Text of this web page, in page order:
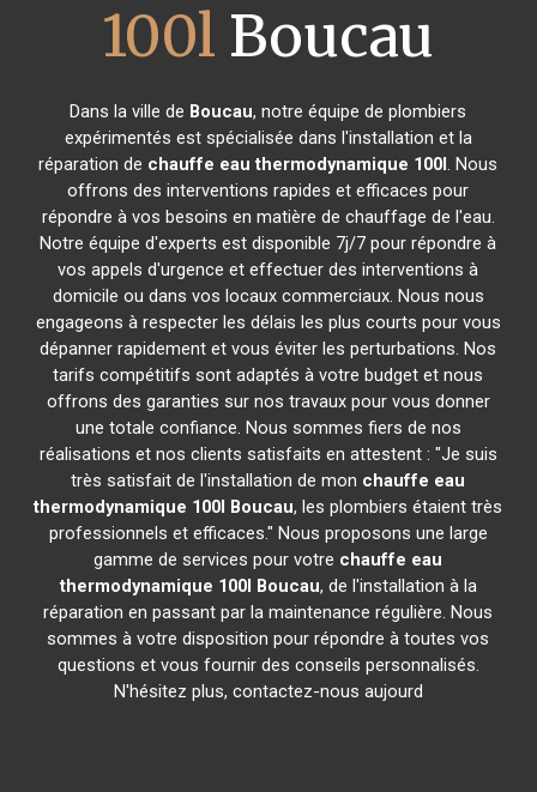
100l Boucau
Dans la ville de Boucau, notre équipe de plombiers
expérimentés est spécialisée dans l'installation et la
réparation de chauffe eau thermodynamique 100l. Nous
offrons des interventions rapides et efficaces pour
répondre à vos besoins en matière de chauffage de l'eau.
Notre équipe d'experts est disponible 7j/7 pour répondre à
vos appels d'urgence et effectuer des interventions à
domicile ou dans vos locaux commerciaux. Nous nous
engageons à respecter les délais les plus courts pour vous
dépanner rapidement et vous éviter les perturbations. Nos
tarifs compétitifs sont adaptés à votre budget et nous
offrons des garanties sur nos travaux pour vous donner
une totale confiance. Nous sommes fiers de nos
réalisations et nos clients satisfaits en attestent : "Je suis
très satisfait de l'installation de mon chauffe eau
thermodynamique 100l Boucau, les plombiers étaient très
professionnels et efficaces." Nous proposons une large
gamme de services pour votre chauffe eau
thermodynamique 100l Boucau, de l'installation à la
réparation en passant par la maintenance régulière. Nous
sommes à votre disposition pour répondre à toutes vos
questions et vous fournir des conseils personnalisés.
N'hésitez plus, contactez-nous aujourd